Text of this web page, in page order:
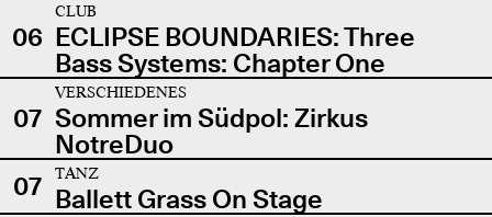
06
CLUB
ECLIPSE BOUNDARIES: Three
Bass Systems: Chapter One
07
VERSCHIEDENES
Sommer im Südpol: Zirkus
NotreDuo
07
TANZ
Ballett Grass On Stage